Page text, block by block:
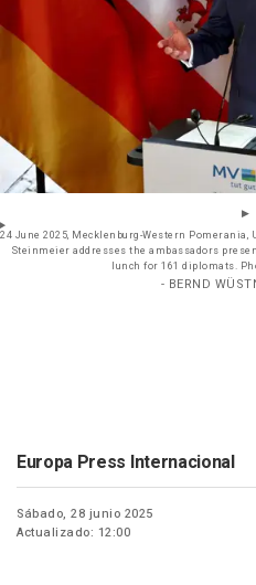
24 June 2025, Mecklenburg-Western
Steinmeier addresses the ambassadors
lunch for 161 diplomats.
- BERND
Europa Press Internacional
Sábado, 28 junio 2025
Actualizado: 12:00